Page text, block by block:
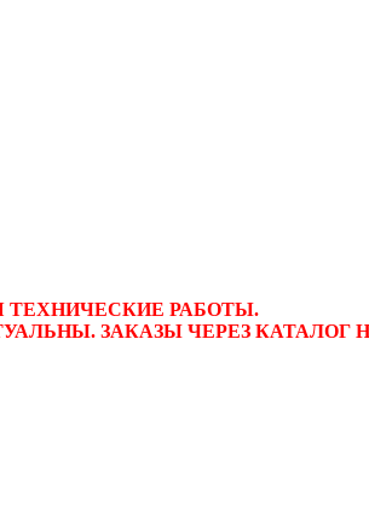
ТЕХНИЧЕСКИЕ РАБОТЫ.
ЗАКАЗЫ ЧЕРЕЗ КАТАЛОГ